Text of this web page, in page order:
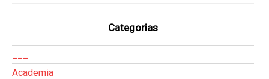
Categorias
Academia